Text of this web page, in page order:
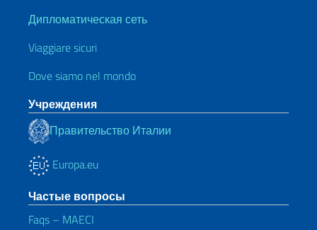
Дипломатическая сеть
Viaggiare sicuri
Dove siamo nel mondo
Учреждения
Правительство Италии
Europa.eu
Частые вопросы
Faqs – MAECI